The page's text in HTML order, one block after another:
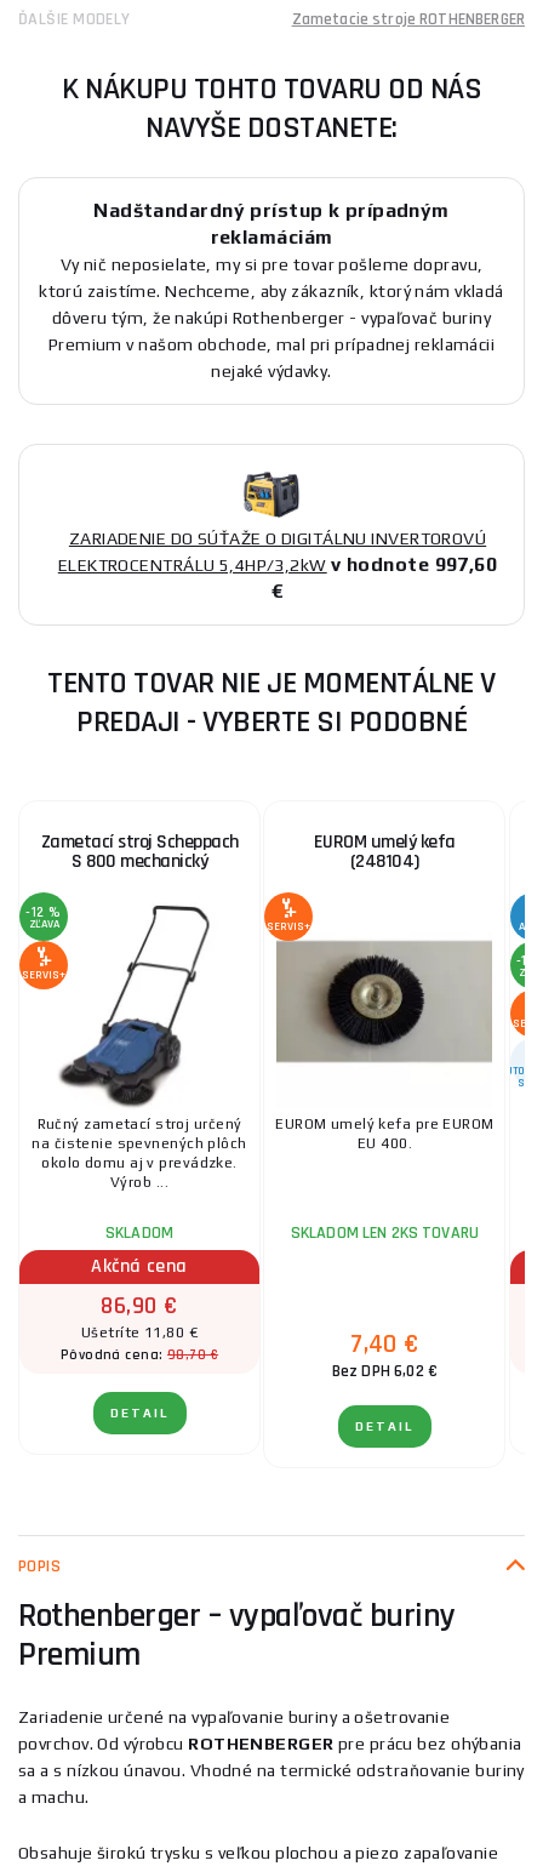
ĎALŠIE MODELY Zametacie stroje ROTHENBERGER
K NÁKUPU TOHTO TOVARU OD NÁS
NAVYŠE DOSTANETE:
Nadštandardný prístup k prípadným
reklamáciám
Vy nič neposielate, my si pre tovar pošleme dopravu,
ktorú zaistíme. Nechceme, aby zákazník, ktorý nám vkladá
dôveru tým, že nakúpi Rothenberger - vypaľovač buriny
Premium v našom obchode, mal pri prípadnej reklamácii
nejaké výdavky.
ZARIADENIE DO SÚŤAŽE O DIGITÁLNU INVERTOROVÚ
ELEKTROCENTRÁLU 5,4HP/3,2kW v hodnote 997,60
€
TENTO TOVAR NIE JE MOMENTÁLNE V
PREDAJI - VYBERTE SI PODOBNÉ
Zametací stroj Scheppach
S 800 mechanický
-12 %
ZĽAVA
SERVIS+
Ručný zametací stroj určený
na čistenie spevnených plôch
okolo domu aj v prevádzke.
Výrob ...
SKLADOM
Akčná cena
86,90 €
Ušetríte 11,80 €
Pôvodná cena:98,70 €
DETAIL
EUROM umelý kefa
(248104)
SERVIS+
EUROM umelý kefa pre EUROM
EU 400.
SKLADOM LEN 2KS TOVARU
7,40 €
Bez DPH 6,02 €
DETAIL
-10
POPIS
Rothenberger – vypaľovač buriny
Premium
Zariadenie určené na vypaľovanie buriny a ošetrovanie
povrchov. Od výrobcu ROTHENBERGER pre prácu bez ohýbania
sa a s nízkou únavou. Vhodné na termické odstraňovanie buriny
a machu.
Obsahuje širokú trysku s veľkou plochou a piezo zapaľovanie